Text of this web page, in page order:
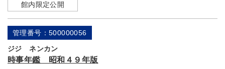
館内限定公開
管理番号：500000056
ジジ ネンカン
時事年鑑 昭和４９年版